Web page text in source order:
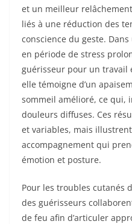
et un meilleur
liés à une réduction des
conscience du geste.
en période de stress
guérisseur pour un travail
elle témoigne d’un
sommeil amélioré, ce qui,
douleurs diffuses. Ces
et variables, mais illustrent
accompagnement qui
émotion et posture.
Pour les troubles cutanés
des guérisseurs
de feu afin d’articuler